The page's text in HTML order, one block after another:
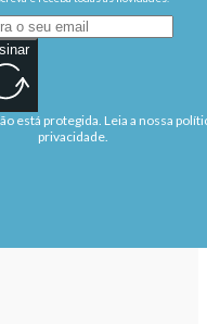
está protegida. Leia a nossa
privacidade.